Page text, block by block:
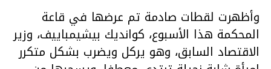
وأظهرت لقطات صادمة تم عرضها في قاعة
المحكمة هذا الأسبوع، كوانديك بيشيمباييف، وزير
الاقتصاد السابق، وهو يركل ويضرب بشكل متكرر